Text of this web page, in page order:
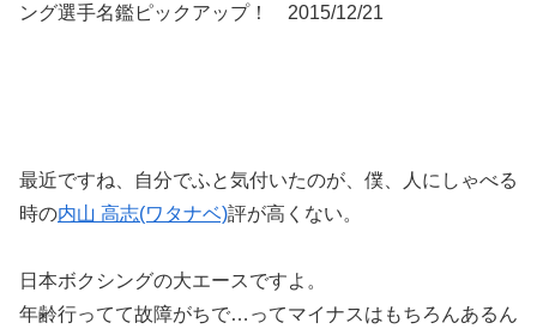
ング選手名鑑ピックアップ！ 2015/12/21
最近ですね、自分でふと気付いたのが、僕、人にしゃべる
時の内山 高志(ワタナベ)評が高くない。
日本ボクシングの大エースですよ。
年齢行ってて故障がちで…ってマイナスはもちろんあるん